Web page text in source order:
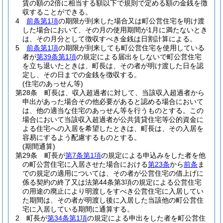
賃の額の2倍に相当する額以下で規則で定める額の金銭を徴
収することができる。
4
前条第1項の期限が到来した場合又は町公営住宅を明け渡
した場合において、その月の使用期間が1月に満たないとき
は、その月分として徴収すべき金銭は日割計算による。
5
前条第1項の期限が到来しても町公営住宅を使用している
者が第39条第1項の規定による届出をしないで町公営住宅
を立ち退いたときは、町長は、その者が明け渡した日を認
定し、その日までの金銭を徴収する。
(住宅のあっせん等)
第28条
町長は、収入超過者に対して、当該収入超過者から
申出があった場合その他必要があると認める場合において
は、他の適当な住宅のあっせん等を行うものとする。
この
場合において当該収入超過者が公共賃貸住宅等公的資金に
よる住宅への入居を希望したときは、町長は、その入居を
容易にするよう配慮するものとする。
(期間通算)
第29条
町長が第7条第1項の規定による申込みをした者を他
の町公営住宅に入居させた場合における第23条から前条 ま
での規定の適用については、その者が公営住宅の借上げに
係る契約の終了又は法第44条第3項の規定による公営住宅
の用途の廃止により明渡しをすべき公営住宅に入居してい
た期間は、その者が明渡し後に入居した当該他の町公営住
宅に入居している期間に通算する。
2
町長が第34条第1項の規定による申出をした者を町公営住